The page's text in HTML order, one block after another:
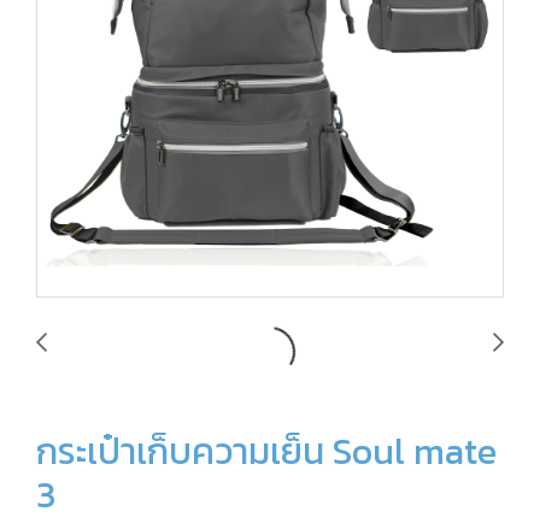
กระเป๋าเก็บความเย็น Soul mate
3